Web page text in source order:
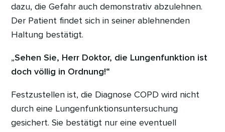
dazu, die Gefahr auch demonstrativ abzulehnen.
Der Patient findet sich in seiner ablehnenden
Haltung bestätigt.
„Sehen Sie, Herr Doktor, die Lungenfunktion ist
doch völlig in Ordnung!“
Festzustellen ist, die Diagnose COPD wird nicht
durch eine Lungenfunktionsuntersuchung
gesichert. Sie bestätigt nur eine eventuell